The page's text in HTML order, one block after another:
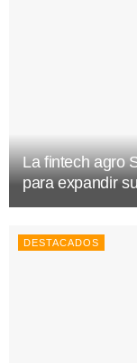
La fintech agro
para expandir
DESTACADOS